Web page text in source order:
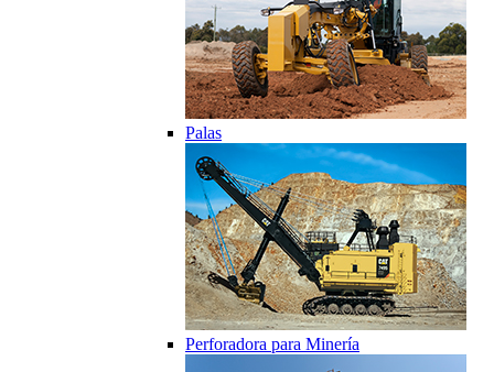
Palas
Perforadora para Minería